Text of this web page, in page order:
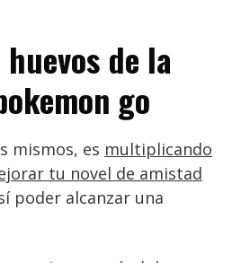
de la
go
mismos, es multiplicando
tu novel de amistad
poder alcanzar una